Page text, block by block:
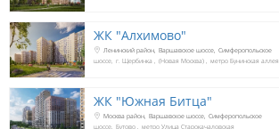
ЖК "Алхимово"
Ленинский район Варшавское шоссе Симферопольское
шоссе г. Щербинка (Новая Москва) метро Бунинская аллея
ЖК "Южная Битца"
Москва район Варшавское шоссе Симферопольское
шоссе Бутово метро Улица Старокачаловская